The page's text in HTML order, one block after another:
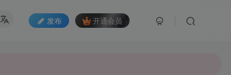
发布 开通会员